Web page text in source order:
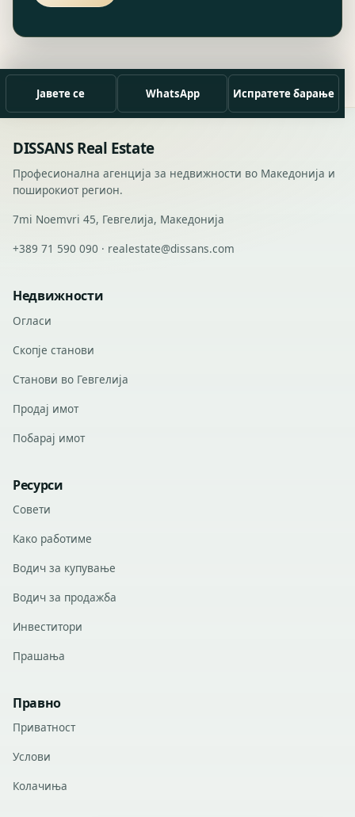
Јавете се WhatsApp Испратете барање
DISSANS Real Estate
Професионална агенција за недвижности во Македонија и
поширокиот регион.
7mi Noemvri 45, Гевгелија, Македонија
+389 71 590 090 · realestate@dissans.com
Недвижности
Огласи
Скопје станови
Станови во Гевгелија
Продај имот
Побарај имот
Ресурси
Совети
Како работиме
Водич за купување
Водич за продажба
Инвеститори
Прашања
Правно
Приватност
Услови
Колачиња